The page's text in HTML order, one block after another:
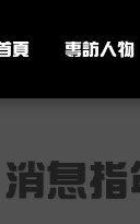
頁 專訪人物
息